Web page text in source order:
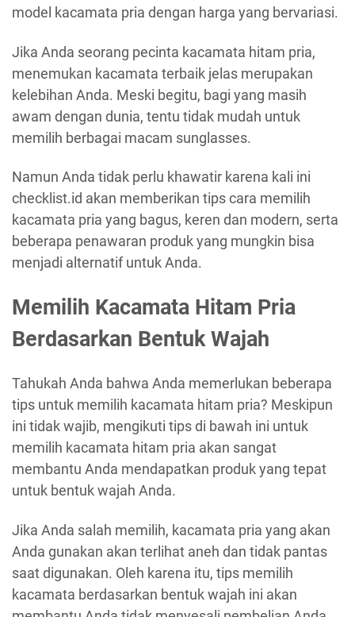
model kacamata pria dengan harga yang bervariasi.
Jika Anda seorang pecinta kacamata hitam pria,
menemukan kacamata terbaik jelas merupakan
kelebihan Anda. Meski begitu, bagi yang masih
awam dengan dunia, tentu tidak mudah untuk
memilih berbagai macam sunglasses.
Namun Anda tidak perlu khawatir karena kali ini
checklist.id akan memberikan tips cara memilih
kacamata pria yang bagus, keren dan modern, serta
beberapa penawaran produk yang mungkin bisa
menjadi alternatif untuk Anda.
Memilih Kacamata Hitam Pria
Berdasarkan Bentuk Wajah
Tahukah Anda bahwa Anda memerlukan beberapa
tips untuk memilih kacamata hitam pria? Meskipun
ini tidak wajib, mengikuti tips di bawah ini untuk
memilih kacamata hitam pria akan sangat
membantu Anda mendapatkan produk yang tepat
untuk bentuk wajah Anda.
Jika Anda salah memilih, kacamata pria yang akan
Anda gunakan akan terlihat aneh dan tidak pantas
saat digunakan. Oleh karena itu, tips memilih
kacamata berdasarkan bentuk wajah ini akan